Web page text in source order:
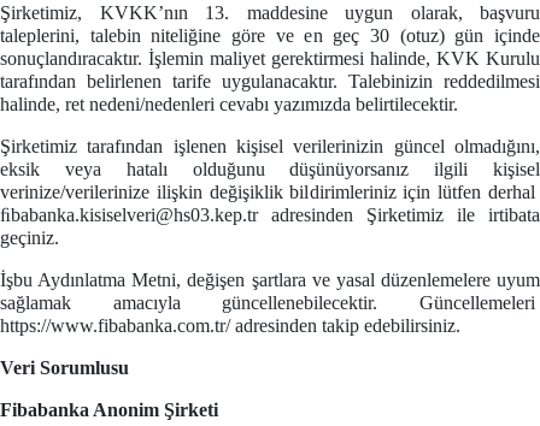
Şirketimiz, KVKK’nın 13. maddesine uygun olarak, başvuru
taleplerini, talebin niteliğine göre ve en geç 30 (otuz) gün içinde
sonuçlandıracaktır. İşlemin maliyet gerektirmesi halinde, KVK Kurulu
tarafından belirlenen tarife uygulanacaktır. Talebinizin reddedilmesi
halinde, ret nedeni/nedenleri cevabı yazımızda belirtilecektir.
Şirketimiz tarafından işlenen kişisel verilerinizin güncel olmadığını,
eksik veya hatalı olduğunu düşünüyorsanız ilgili kişisel
verinize/verilerinize ilişkin değişiklik bildirimleriniz için lütfen derhal
ﬁbabanka.kisiselveri@hs03.kep.tradresinden Şirketimiz ile irtibata
geçiniz.
İşbu Aydınlatma Metni, değişen şartlara ve yasal düzenlemelere uyum
sağlamak amacıyla güncellenebilecektir. Güncellemeleri
https://www.fibabanka.com.tr/adresinden takip edebilirsiniz.
Veri Sorumlusu
Fibabanka Anonim Şirketi